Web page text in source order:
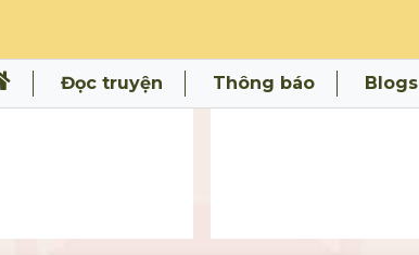
Đọc truyện Thông báo Blogs